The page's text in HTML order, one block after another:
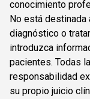
conocimiento
No está destinada
diagnóstico o
introduzca
pacientes. Todas
responsabilidad
su propio juicio